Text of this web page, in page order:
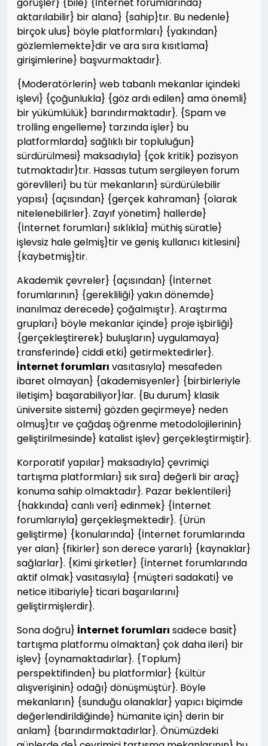
aktarılabilir} bir alana} {sahip}tır. Bu nedenle}
birçok ulus} böyle platformları} {yakından}
gözlemlemekte}dir ve ara sıra kısıtlama}
girişimlerine} başvurmaktadır}.
{Moderatörlerin} web tabanlı mekanlar içindeki
işlevi} {çoğunlukla} {göz ardı edilen} ama önemli}
bir yükümlülük} barındırmaktadır}. {Spam ve
trolling engelleme} tarzında işler} bu
platformlarda} sağlıklı bir topluluğun}
sürdürülmesi} maksadıyla} {çok kritik} pozisyon
tutmaktadır}tır. Hassas tutum sergileyen forum
görevlileri} bu tür mekanların} sürdürülebilir
yapısı} {açısından} {gerçek kahraman} {olarak
nitelenebilirler}. Zayıf yönetim} hallerde}
{İnternet forumları} sıklıkla} müthiş süratle}
işlevsiz hale gelmiş}tir ve geniş kullanıcı kitlesini}
{kaybetmiş}tir.
Akademik çevreler} {açısından} {İnternet
forumlarının} {gerekliliği} yakın dönemde}
inanılmaz derecede} çoğalmıştır}. Araştırma
grupları} böyle mekanlar içinde} proje işbirliği}
{gerçekleştirerek} buluşların} uygulamaya}
transferinde} ciddi etki} getirmektedirler}.
İnternet forumları vasıtasıyla} mesafeden
ibaret olmayan} {akademisyenler} {birbirleriyle
iletişim} başarabiliyor}lar. {Bu durum} klasik
üniversite sistemi} gözden geçirmeye} neden
olmuş}tır ve çağdaş öğrenme metodolojilerinin}
geliştirilmesinde} katalist işlev} gerçekleştirmiştir}.
Korporatif yapılar} maksadıyla} çevrimiçi
tartışma platformları} sık sıra} değerli bir araç}
konuma sahip olmaktadır}. Pazar beklentileri}
{hakkında} canlı veri} edinmek} {İnternet
forumlarıyla} gerçekleşmektedir}. {Ürün
geliştirme} {konularında} {İnternet forumlarında
yer alan} {fikirler} son derece yararlı} {kaynaklar}
sağlarlar}. {Kimi şirketler} {İnternet forumlarında
aktif olmak} vasıtasıyla} {müşteri sadakati} ve
netice itibariyle} ticari başarılarını}
geliştirmişlerdir}.
Sona doğru} İnternet forumları sadece basit}
tartışma platformu olmaktan} çok daha ileri} bir
işlev} {oynamaktadırlar}. {Toplum}
perspektifinden} bu platformlar} {kültür
alışverişinin} odağı} dönüşmüştür}. Böyle
mekanların} {sunduğu olanaklar} yapıcı biçimde
değerlendirildiğinde} hümanite için} derin bir
anlam} {barındırmaktadırlar}. Önümüzdeki